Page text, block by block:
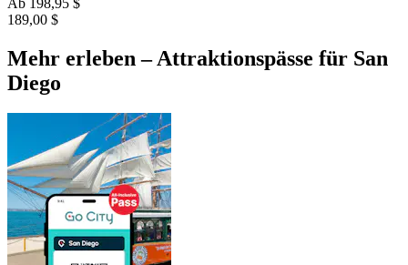
189,00 $
Mehr erleben – Attraktionspässe für San
Diego